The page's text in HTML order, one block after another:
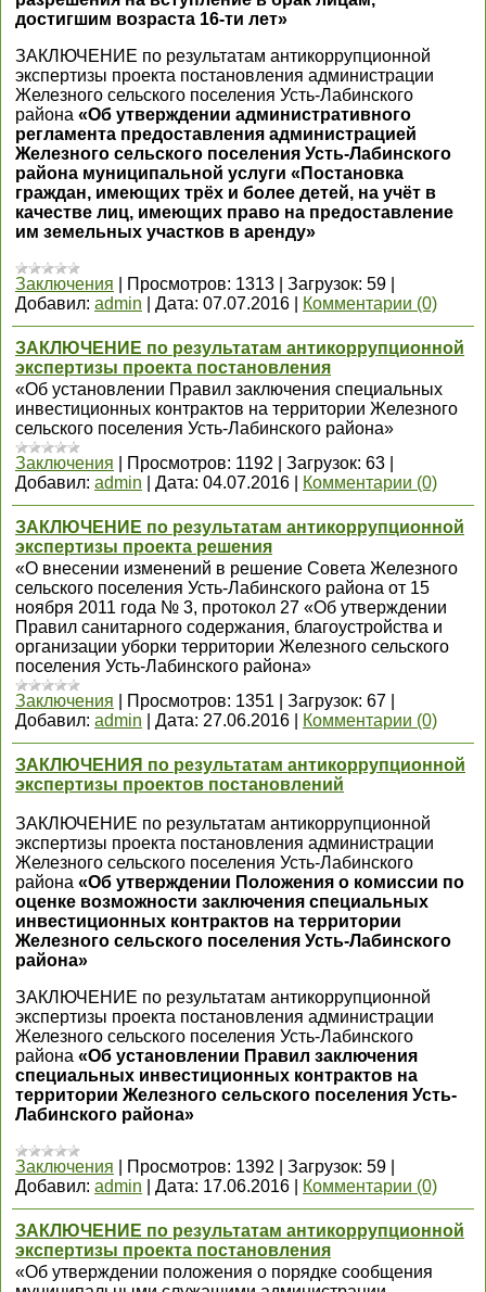
достигшим возраста 16-ти лет»
ЗАКЛЮЧЕНИЕ по результатам антикоррупционной
экспертизы проекта постановления администрации
Железного сельского поселения Усть-Лабинского
района «Об утверждении административного
регламента предоставления администрацией
Железного сельского поселения Усть-Лабинского
района муниципальной услуги «Постановка
граждан, имеющих трёх и более детей, на учёт в
качестве лиц, имеющих право на предоставление
им земельных участков в аренду»
Заключения Просмотров: 1313 Загрузок: 59
Добавил: admin Дата: 07.07.2016 Комментарии (0)
ЗАКЛЮЧЕНИЕ по результатам антикоррупционной
экспертизы проекта постановления
«Об установлении Правил заключения специальных
инвестиционных контрактов на территории Железного
сельского поселения Усть-Лабинского района»
Заключения
Просмотров: 1192 Загрузок: 63
Добавил: admin Дата: 04.07.2016 Комментарии (0)
ЗАКЛЮЧЕНИЕ по результатам антикоррупционной
экспертизы проекта решения
«О внесении изменений в решение Совета Железного
сельского поселения Усть-Лабинского района от 15
ноября 2011 года № 3, протокол 27 «Об утверждении
Правил санитарного содержания, благоустройства и
организации уборки территории Железного сельского
поселения Усть-Лабинского района»
Заключения
Просмотров: 1351 Загрузок: 67
Добавил: admin Дата: 27.06.2016 Комментарии (0)
ЗАКЛЮЧЕНИЯ по результатам антикоррупционной
экспертизы проектов постановлений
ЗАКЛЮЧЕНИЕ по результатам антикоррупционной
экспертизы проекта постановления администрации
Железного сельского поселения Усть-Лабинского
района «Об утверждении Положения о комиссии по
оценке возможности заключения специальных
инвестиционных контрактов на территории
Железного сельского поселения Усть-Лабинского
района»
ЗАКЛЮЧЕНИЕ по результатам антикоррупционной
экспертизы проекта постановления администрации
Железного сельского поселения Усть-Лабинского
района «Об установлении Правил заключения
специальных инвестиционных контрактов на
территории Железного сельского поселения Усть-
Лабинского района»
Заключения Просмотров: 1392 Загрузок: 59
Добавил: admin Дата: 17.06.2016 Комментарии (0)
ЗАКЛЮЧЕНИЕ по результатам антикоррупционной
экспертизы проекта постановления
«Об утверждении положения о порядке сообщения